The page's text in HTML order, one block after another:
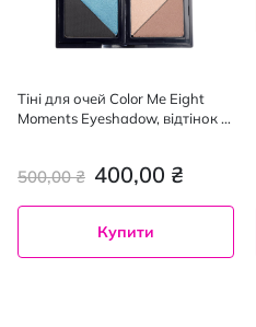
Тіні для очей Color Me Eight
Moments Eyeshadow, відтінок 5,
400,00 ₴
500,00 ₴
Купити